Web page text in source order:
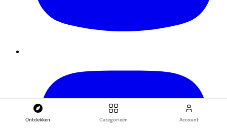
Ontdekken Categorieën Account